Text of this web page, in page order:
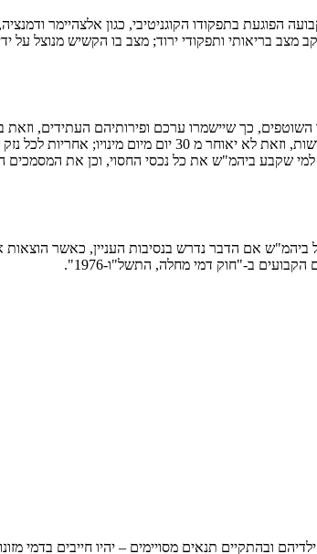
בתפקודו הקוגניטיבי, כגון אלצהיימר
מצב בריאותי ותפקודי ירוד; מצב בו הקשיש מנוצל על
השוטפים, כך שיישמרו ערכם ופירותיהם העתידים,
הגשת פרטה (אינוונטר) לאפוטרופוס הכללי, הכוללת את כל נכסיו וחובותיו של החסוי, נכון ליום
שקבע ביהמ"ש את כל נכסי החסוי, וכן את המסמכים
ביהמ"ש אם הדבר נדרש בנסיבות העניין, כאשר הוצאות
ב-"חוק דמי מחלה, התשל"ו-1976".